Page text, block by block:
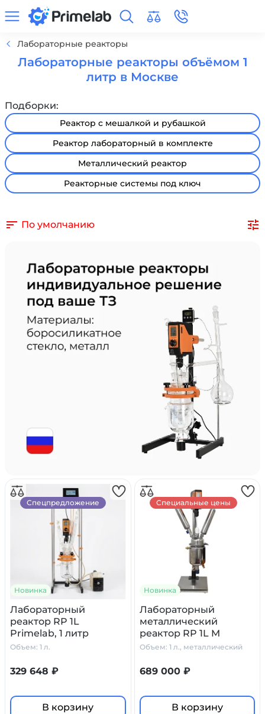
Лабораторные реакторы
Лабораторные реакторы объёмом 1
литр в Москве
Подборки:
Реактор с мешалкой и рубашкой
Реактор лабораторный в комплекте
Металлический реактор
Реакторные системы под ключ
По умолчанию
Новинка
Лабораторный
реактор RP 1L
Primelab, 1 литр
Объем: 1 л.
329 648 ₽
В корзину
Спецпредложение
Новинка
Лабораторный
металлический
реактор RP 1L M
Primelab, 1 литр
Объем: 1 л., металлический
689 000 ₽
В корзину
Специальные цены